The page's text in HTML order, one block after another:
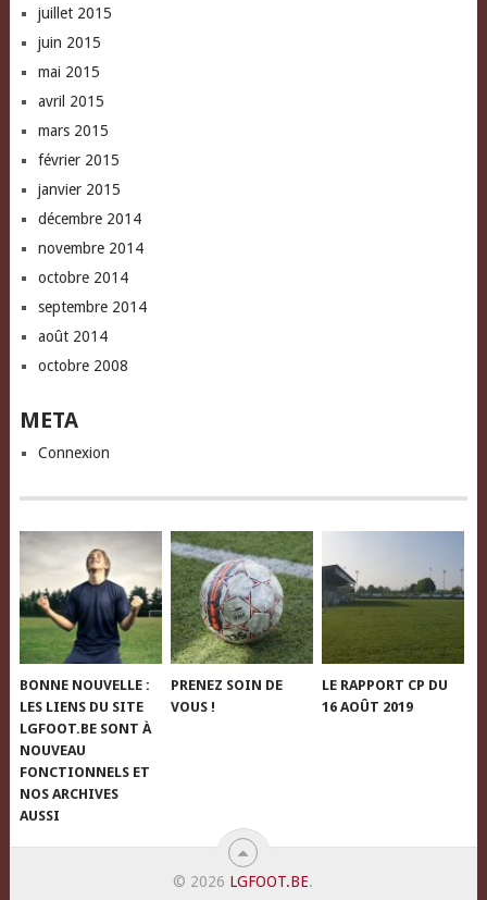
juillet 2015
juin 2015
mai 2015
avril 2015
mars 2015
février 2015
janvier 2015
décembre 2014
novembre 2014
octobre 2014
septembre 2014
août 2014
octobre 2008
META
Connexion
BONNE NOUVELLE :
LES LIENS DU SITE
LGFOOT.BE SONT À
NOUVEAU
FONCTIONNELS ET
NOS ARCHIVES
AUSSI
PRENEZ SOIN DE
VOUS !
LE RAPPORT CP DU
16 AOÛT 2019
© 2026 LGFOOT.BE.